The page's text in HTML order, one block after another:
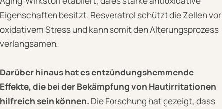
Eigenschaften besitzt. Resveratrol schützt die Zellen vor
oxidativem Stress und kann somit den Alterungsprozess
verlangsamen.
Darüber hinaus hat es entzündungshemmende
Effekte, die bei der Bekämpfung von Hautirritationen
hilfreich sein können. Die Forschung hat gezeigt, dass